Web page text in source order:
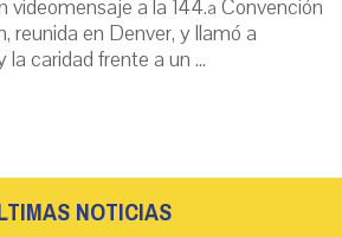
videomensaje a la 144.ª Convención
reunida en Denver, y llamó a
caridad frente a un ...
NOTICIAS